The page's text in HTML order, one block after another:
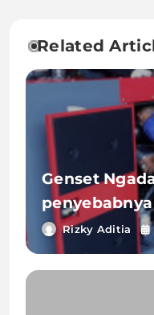
Related
Genset
penyebabnya
Rizky Aditia